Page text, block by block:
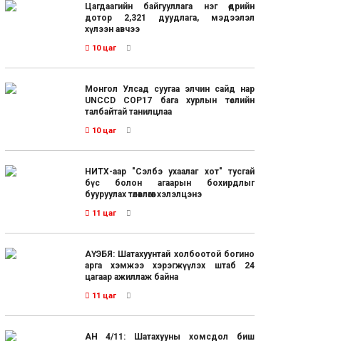
Цагдаагийн байгууллага нэг өдрийн
дотор 2,321 дуудлага, мэдээлэл
хүлээн авчээ
10 цаг
Монгол Улсад суугаа элчин сайд нар
UNCCD COP17 бага хурлын төслийн
талбайтай танилцлаа
10 цаг
НИТХ-аар "Сэлбэ ухаалаг хот" тусгай
бүс болон агаарын бохирдлыг
бууруулах төлөвлөгөөг хэлэлцэнэ
11 цаг
АҮЭБЯ: Шатахуунтай холбоотой богино
арга хэмжээ хэрэгжүүлэх штаб 24
цагаар ажиллаж байна
11 цаг
АН 4/11: Шатахууны хомсдол биш